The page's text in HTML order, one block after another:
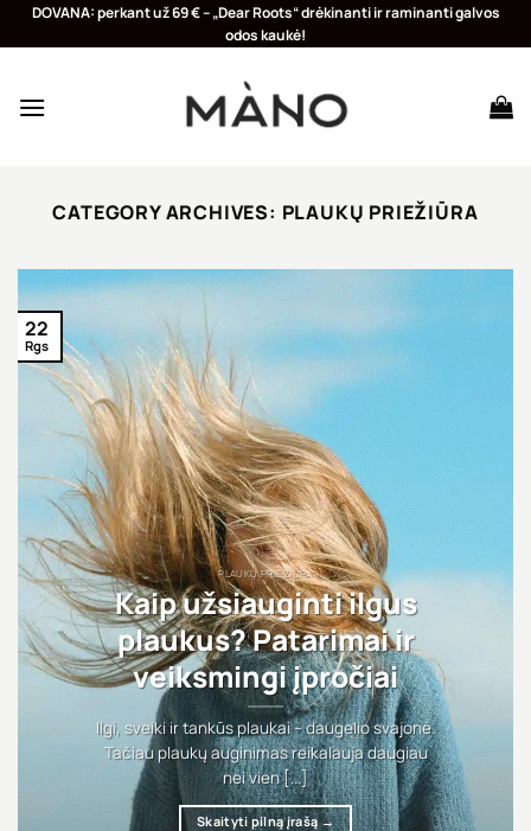
Skip
to
DOVANA: perkant už 69 € – „Dear Roots“ drėkinanti ir raminanti galvos
odos kaukė!
CATEGORY ARCHIVES: PLAUKŲ PRIEŽIŪRA
PLAUKŲ PRIEŽIŪRA
Kaip užsiauginti ilgus
plaukus? Patarimai ir
veiksmingi įpročiai
Ilgi, sveiki ir tankūs plaukai – daugelio svajonė.
Tačiau plaukų auginimas reikalauja daugiau
nei vien [...]
Skaityti pilną įrašą→
22
Rgs